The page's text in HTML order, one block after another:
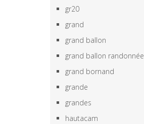
gr20
grand
grand ballon
grand ballon randonnée
grand bornand
grande
grandes
hautacam